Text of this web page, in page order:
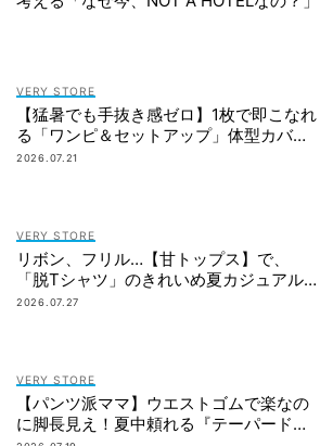
VERY STORE
【猛暑でも手抜き感ゼロ】1枚で即こなれ
る「ワンピ＆セットアップ」体型カバー
も
2026.07.21
VERY STORE
リボン、フリル…【甘トップス】で、
「脱Tシャツ」のきれいめ夏カジュアル
が簡単に！
2026.07.27
VERY STORE
【パンツ派ママ】ウエストゴムで楽なの
に脚長見え！夏中頼れる『テーパードパ